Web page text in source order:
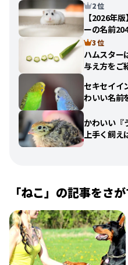
2 位
【2026年
ーの名前
3 位
ハムスター
与え方をご
セキセイイ
わいい名前
かわいい『
上手く飼え
「ねこ 」の記事をさ